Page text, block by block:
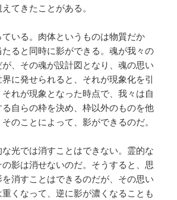
てきたことがある。
いる。肉体というものは物質だか
ると同時に影ができる。魂が我々の
、その魂が設計図となり、魂の思い
に発せられると、それが現象化を引
れが現象となった時点で、我々は自
自らの枠を決め、枠以外のものを他
のことによって、影ができるのだ。
光では消すことはできない。霊的な
影は消せないのだ。そうすると、思
消すことはできるのだが、その思い
くなって、逆に影が濃くなることも